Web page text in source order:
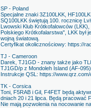
SP - Poland
Specjalne znaki 3Z100LKK,
SQ100LKK świętują 100. rocznicę
Lwowski Klub Krótkofalowców
Polskiego Krótkofalarstwa", LKK był
wojną światową.
Certyfikat okolicznościowy: https://
TJ - Cameroon
Darek, TJ1GD - znany także jako
TJ1GD/p z Mondoleh Island (AF-
Instrukcje QSL: https://
TK - Corsica
Toni, F5RAB i Gil, F4FET będą
dniach 20 i 21 lipca. Będą pracować
Nie mają pozwolenia na nocowanie